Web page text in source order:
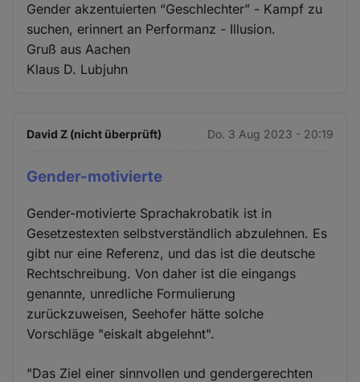
Gender akzentuierten “Geschlechter” - Kampf zu
suchen, erinnert an Performanz - Illusion.
Gruß aus Aachen
Klaus D. Lubjuhn
David Z (nicht überprüft) Do. 3 Aug 2023 - 20:19
Gender-motivierte
Gender-motivierte Sprachakrobatik ist in
Gesetzestexten selbstverständlich abzulehnen. Es
gibt nur eine Referenz, und das ist die deutsche
Rechtschreibung. Von daher ist die eingangs
genannte, unredliche Formulierung
zurückzuweisen, Seehofer hätte solche
Vorschläge "eiskalt abgelehnt".
"Das Ziel einer sinnvollen und gendergerechten